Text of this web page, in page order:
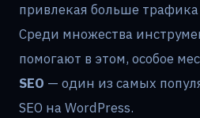
привлекая больше
Среди множества
помогают в этом, особое
SEO — один из самых
SEO на WordPress.